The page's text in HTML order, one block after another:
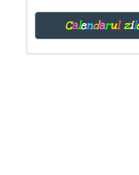
Calendarul zil